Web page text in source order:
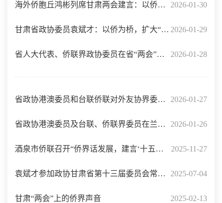
势产业对接全球大市场 2026-01-30
海外侨胞丘鸿彬列席甘肃两会建言：以侨为
桥 助力甘肃高水平对外开放 2026-01-29
甘肃省政协委员袁斌才：以侨为桥，扩大“十
五五”对外开放 2026-01-28
省人大代表、侨联界政协委员在省“两会”积
2026-01-27
省政协港澳委员和台联侨联对外友协界委员
及海外侨胞座谈会举行 庄国泰主持并讲话 2026-01-26
省政协港澳委员及台联、侨联界委员在兰州
开展考察 2025-11-27
酒泉市侨联召开“侨界话发展，建言‘十五五’”
座谈交流会 2025-07-04
袁斌才参加政协甘肃省第十三届委员会常务
委员会第十二次会议并作大会发言 2025-02-13
甘肃“两会”上的侨界声音